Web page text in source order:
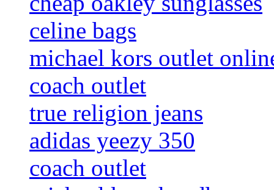
celine bags
michael kors outlet
coach outlet
true religion jeans
adidas yeezy 350
coach outlet